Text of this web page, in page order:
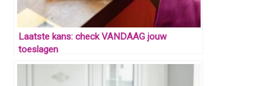
Laatste kans: check VANDAAG jouw
toeslagen